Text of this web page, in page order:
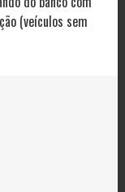
(veículos sem